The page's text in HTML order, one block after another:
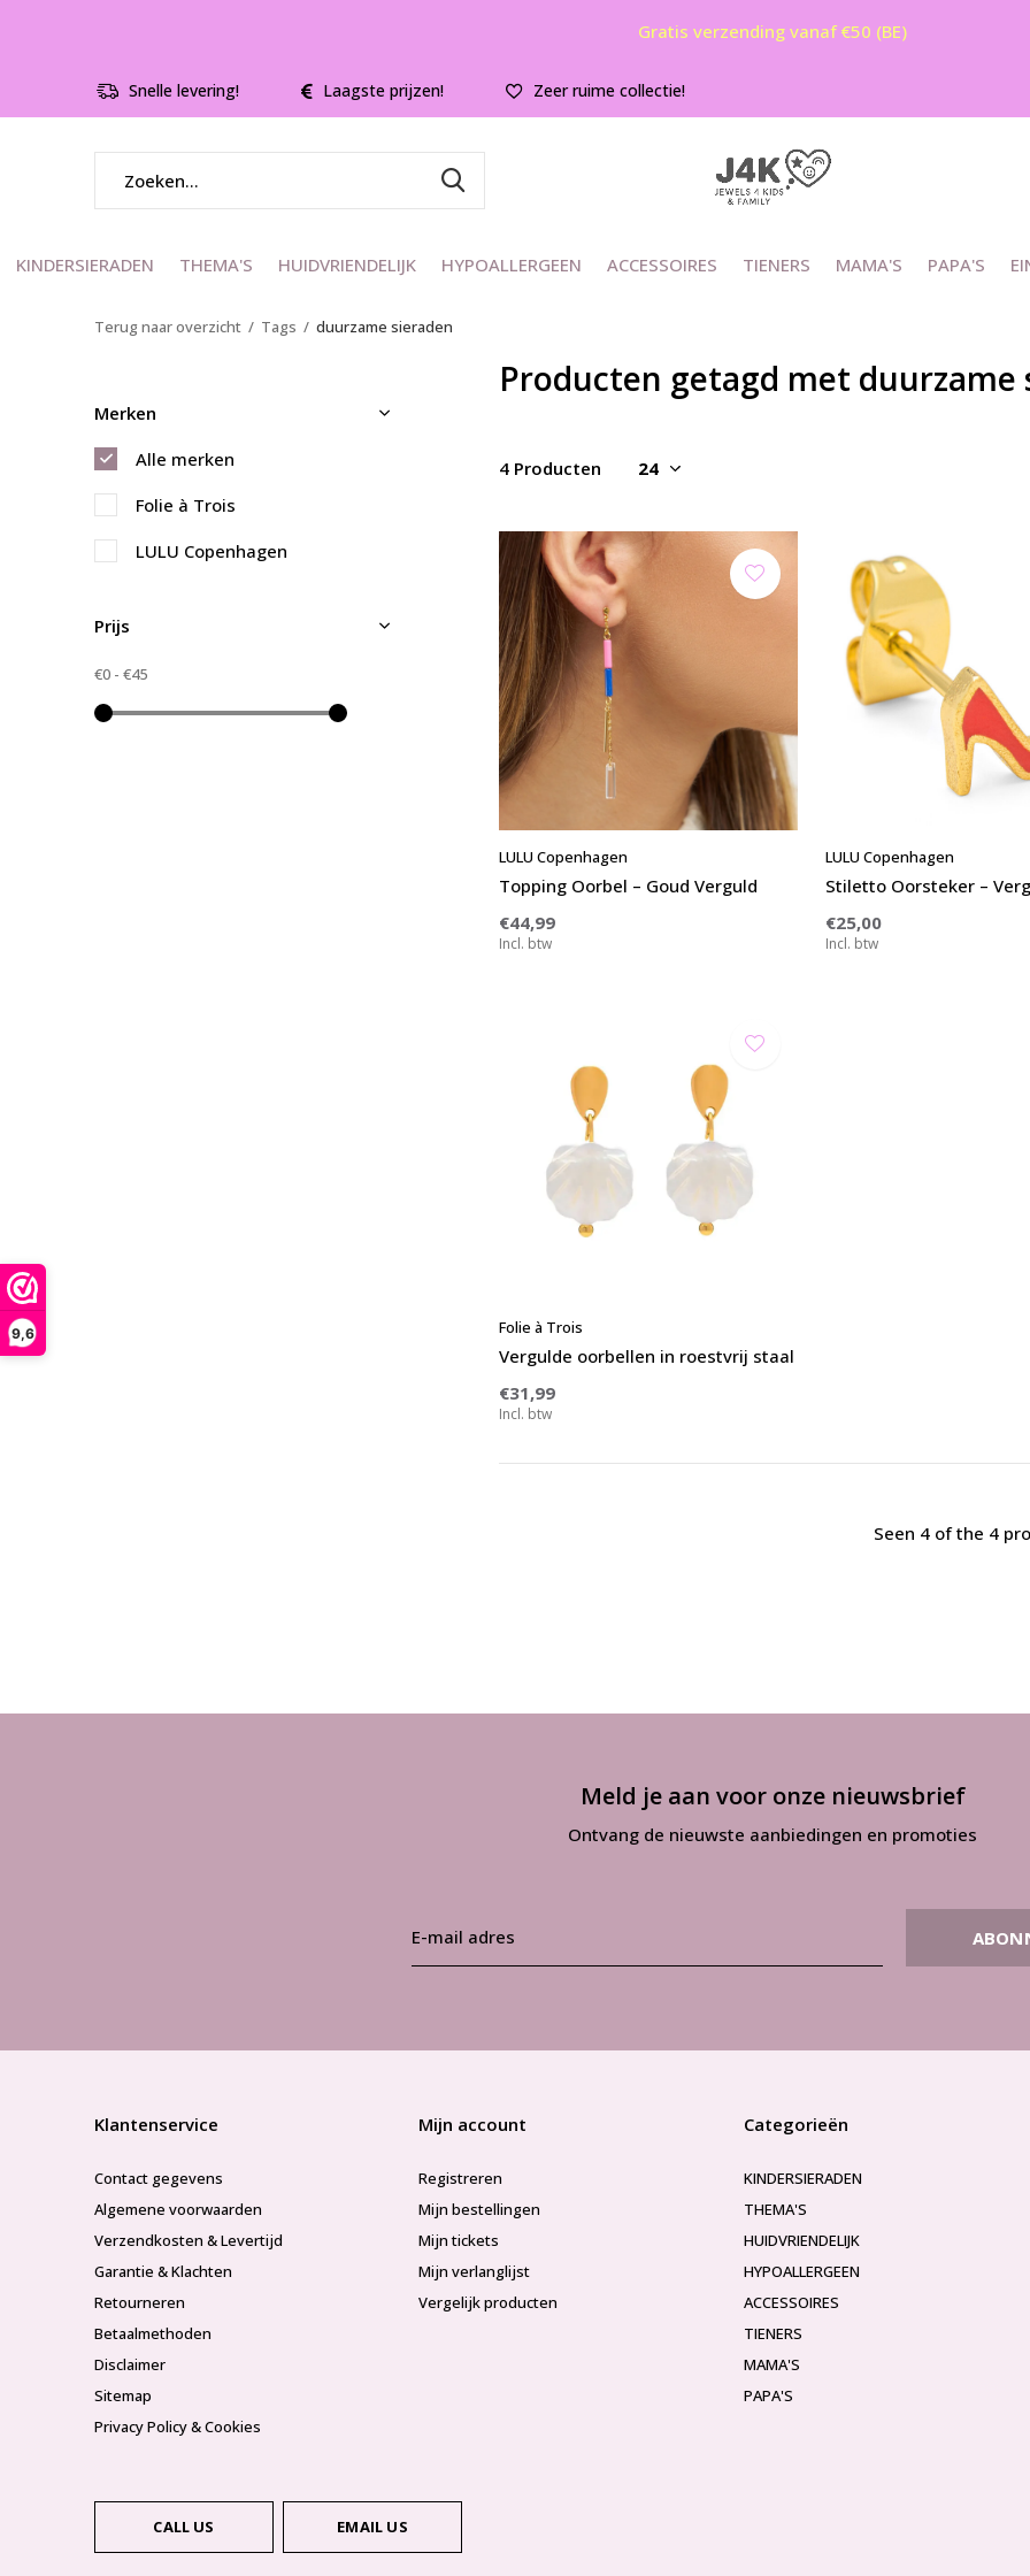
9,6
KINDERSIERADEN THEMA'S HUIDVRIENDELIJK HYPOALLERGEEN ACCESSOIRES TIENERS MAMA'S PAPA'S
Snelle levering! Laagste prijzen! Zeer ruime collectie!
Gratis verzending vanaf €50 (BE)
Terug naar overzicht Tags duurzame sieraden
Producten getagd met duurzame
4 Producten
LULU Copenhagen
Topping Oorbel – Goud Verguld
€44,99
Incl. btw
LULU Copenhagen
Stiletto Oorsteker –
€25,00
Incl. btw
Folie à Trois
Vergulde oorbellen in roestvrij staal
€31,99
Incl. btw
Seen 4 of the 4
Merken
Alle merken
Folie à Trois
LULU Copenhagen
Prijs
€0 - €45
Meld je aan voor onze nieuwsbrief
Ontvang de nieuwste aanbiedingen en promoties
Klantenservice
Contact gegevens
Algemene voorwaarden
Verzendkosten & Levertijd
Garantie & Klachten
Retourneren
Betaalmethoden
Disclaimer
Sitemap
Privacy Policy & Cookies
Mijn account
Registreren
Mijn bestellingen
Mijn tickets
Mijn verlanglijst
Vergelijk producten
Categorieën
KINDERSIERADEN
THEMA'S
HUIDVRIENDELIJK
HYPOALLERGEEN
ACCESSOIRES
TIENERS
MAMA'S
PAPA'S
CALL US EMAIL US